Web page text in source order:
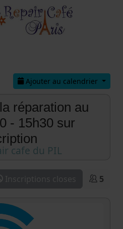
Ajouter au calendrier
réparation au
- 15h30 sur
cafe du PIL
Inscriptions closes 5